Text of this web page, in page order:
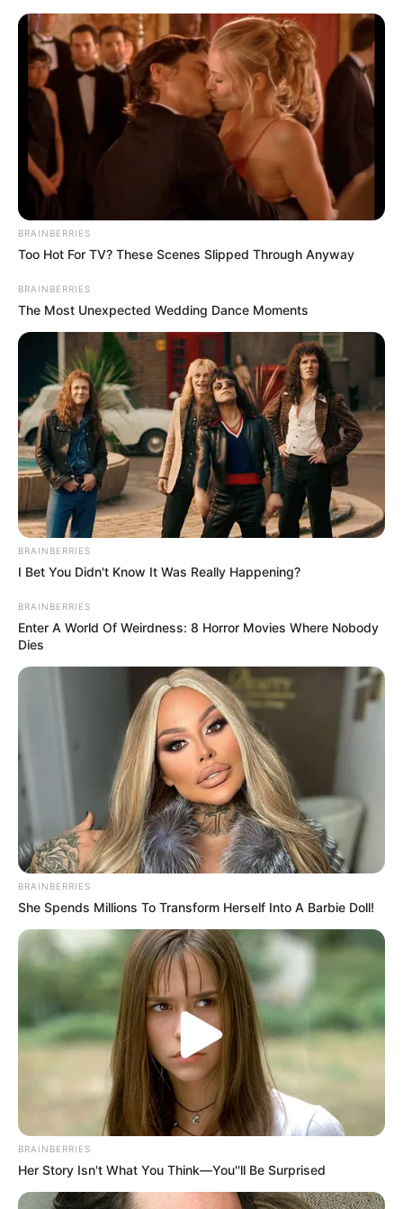
Skip
content
Menu
Unbedingt
ausprobieren:
Geniales Rezept:
Sachertorte Rezept
Saftig!
September 21, 2025
Einführung
Die Sachertorte ist weit mehr als nur ein Kuchen
– sie ist ein Stück österreichische
Kulturgeschichte. Ursprünglich in Wien
erfunden, begeistert die berühmte
Schokoladentorte seit fast zwei Jahrhunderten
Genießerinnen und Genießer auf der ganzen
Welt. Doch viele Hobbybäcker fragen sich:Wie
gelingt eine Sachertorte besonders saftig,
schokoladig und aromatisch?
BRAINBERRIES
Too Hot For TV? These Scenes Slipped Through Anyway
BRAINBERRIES
The Most Unexpected Wedding Dance Moments
BRAINBERRIES
I Bet You Didn't Know It Was Really Happening?
BRAINBERRIES
Enter A World Of Weirdness: 8 Horror Movies Where Nobody
Dies
BRAINBERRIES
She Spends Millions To Transform Herself Into A Barbie Doll!
BRAINBERRIES
Her Story Isn't What You Think—You''ll Be Surprised